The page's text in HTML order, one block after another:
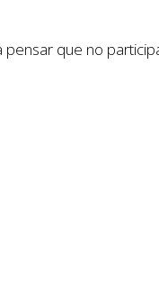
pensar que no